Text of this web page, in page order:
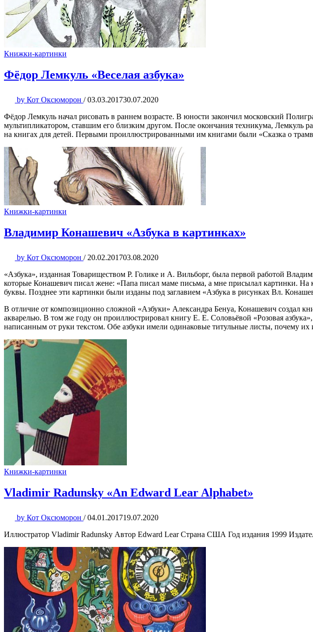
Книжки-картинки
Фёдор Лемкуль «Веселая азбука»
by Кот Оксюморон / 03.03.201730.07.2020
Фёдор Лемкуль начал рисовать в раннем возрасте. В юности закончил московский
мультипликатором, ставшим его близким другом. После окончания техникума, Лемкуль
на книгах для детей. Первыми проиллюстрированными им книгами были «Сказка о
Книжки-картинки
Владимир Конашевич «Азбука в картинках»
by Кот Оксюморон / 20.02.201703.08.2020
«Азбука», изданная Товариществом Р. Голике и А. Вильборг, была первой работой
которые Конашевич писал жене: «Папа писал маме письма, а мне присылал картинки.
буквы. Позднее эти картинки были изданы под заглавием «Азбука в рисунках Вл.
В отличие от композиционно сложной «Азбуки» Александра Бенуа, Конашевич
акварелью. В том же году он проиллюстрировал книгу Е. Е. Соловьёвой «Розовая
написанным от руки текстом. Обе азбуки имели одинаковые титульные листы, почему
Книжки-картинки
Vladimir Radunsky «An Edward Lear Alphabet»
by Кот Оксюморон / 04.01.201719.07.2020
Иллюстратор Vladimir Radunsky Автор Edward Lear Страна США Год издания 1999